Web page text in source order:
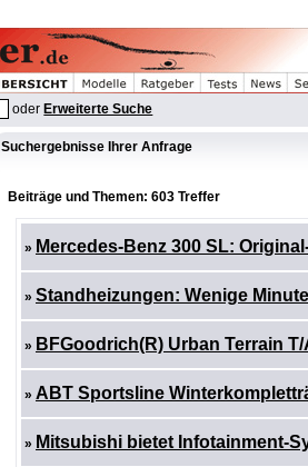
oder Erweiterte Suche
Suchergebnisse Ihrer Anfrage
Beiträge und Themen: 603 Treffer
» Mercedes-Benz 300 SL:
» Standheizungen: Wenige
» BFGoodrich(R) Urban Terrain
» ABT Sportsline
» Mitsubishi bietet Infotainment-